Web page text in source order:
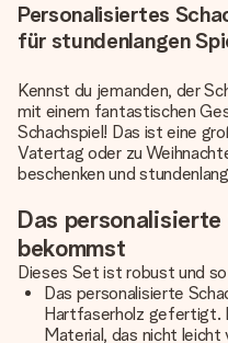
Personalisiertes
für stundenlangen
Kennst du jemanden, der
mit einem fantastischen
Schachspiel! Das ist eine
Vatertag oder zu
beschenken und
Das
bekommst
Dieses Set ist robust und
Das personalisierte
Hartfaserholz gefertigt.
Material, das nicht